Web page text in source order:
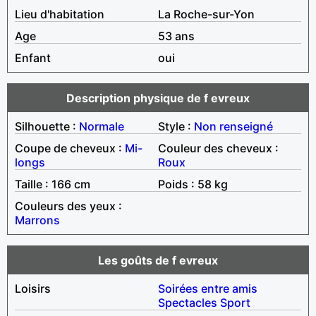
Lieu d'habitation
La Roche-sur-Yon
Age
53 ans
Enfant
oui
Description physique de f evreux
Silhouette : Normale Style : Non renseigné
Coupe de cheveux : Mi-
longs
Couleur des cheveux :
Roux
Taille : 166 cm
Poids : 58 kg
Couleurs des yeux :
Marrons
Les goûts de f evreux
Loisirs
Soirées entre amis
Spectacles Sport